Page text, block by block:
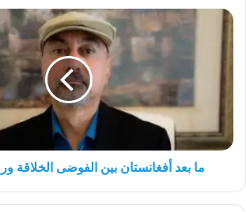
ما
ورفض
الشريعة
ما بعد أفغانستان بين الفوضى الخلاقة